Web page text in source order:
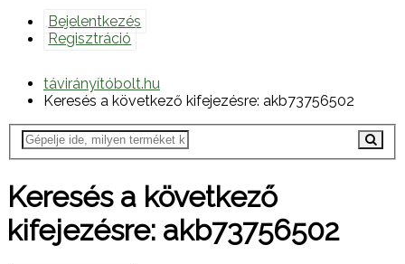
Bejelentkezés
Regisztráció
távirányítóbolt.hu
Keresés a következő kifejezésre: akb73756502
Keresés a következő
kifejezésre: akb73756502